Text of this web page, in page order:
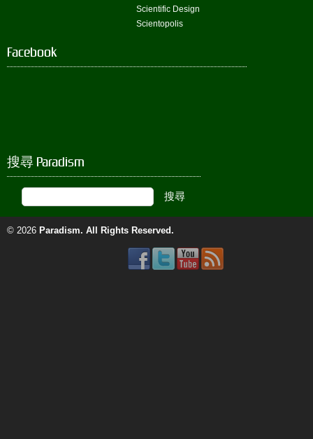
Scientific Design
Scientopolis
Facebook
搜尋 Paradism
© 2026 Paradism. All Rights Reserved.